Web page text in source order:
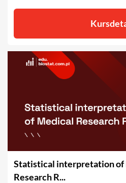
Statistical interpretation of
Research R...